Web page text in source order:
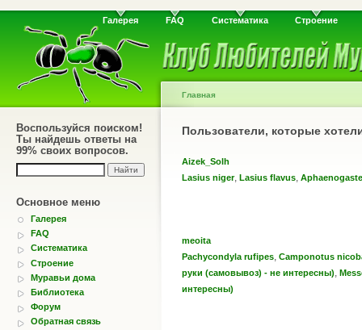
Галерея FAQ Систематика Строение
Воспользуйся поиском!
Ты найдешь ответы на
99% своих вопросов.
Основное меню
Галерея
FAQ
Систематика
Строение
Муравьи дома
Библиотека
Форум
Обратная связь
Главная
Пользователи, которые
Aizek_Solh
Lasius niger, Lasius flavus,
meoita
Pachycondyla rufipes, Camponotus
руки (самовывоз) - не интересны),
интересны)